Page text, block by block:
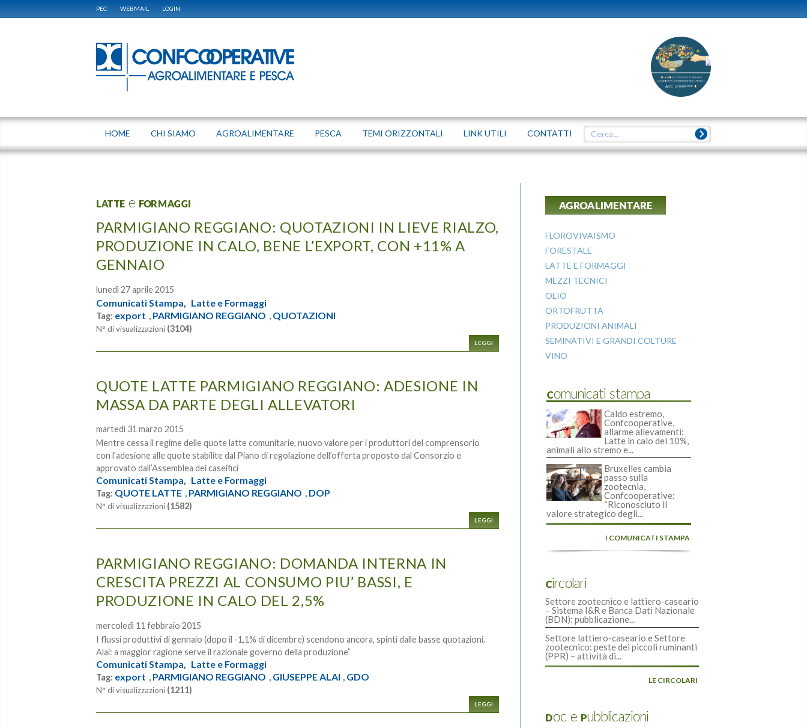
PEC WEBMAIL LOGIN
HOME CHI SIAMO AGROALIMENTARE PESCA TEMI ORIZZONTALI LINK UTILI CONTATTI
LATTE e FORMAGGI
PARMIGIANO REGGIANO: QUOTAZIONI IN LIEVE RIALZO,
PRODUZIONE IN CALO, BENE L’EXPORT, CON +11% A
GENNAIO
lunedì 27 aprile 2015
Comunicati Stampa, Latte e Formaggi
Tag: export , PARMIGIANO REGGIANO , QUOTAZIONI
N° di visualizzazioni (3104)
LEGGI
QUOTE LATTE PARMIGIANO REGGIANO: ADESIONE IN
MASSA DA PARTE DEGLI ALLEVATORI
martedì 31 marzo 2015
Mentre cessa il regime delle quote latte comunitarie, nuovo valore per i produttori del comprensorio
con l’adesione alle quote stabilite dal Piano di regolazione dell’offerta proposto dal Consorzio e
approvato dall’Assemblea dei caseifici
Comunicati Stampa, Latte e Formaggi
Tag: QUOTE LATTE , PARMIGIANO REGGIANO , DOP
N° di visualizzazioni (1582)
LEGGI
PARMIGIANO REGGIANO: DOMANDA INTERNA IN
CRESCITA PREZZI AL CONSUMO PIU’ BASSI, E
PRODUZIONE IN CALO DEL 2,5%
mercoledì 11 febbraio 2015
I flussi produttivi di gennaio (dopo il -1,1% di dicembre) scendono ancora, spinti dalle basse quotazioni.
Alai: a maggior ragione serve il razionale governo della produzione”
Comunicati Stampa, Latte e Formaggi
Tag: export , PARMIGIANO REGGIANO , GIUSEPPE ALAI , GDO
N° di visualizzazioni (1211)
LEGGI
AGROALIMENTARE
FLOROVIVAISMO
FORESTALE
LATTE E FORMAGGI
MEZZI TECNICI
OLIO
ORTOFRUTTA
PRODUZIONI ANIMALI
SEMINATIVI E GRANDI COLTURE
VINO
Comunicati stampa
Caldo estremo,
Confcooperative,
allarme allevamenti:
Latte in calo del 10%,
animali allo stremo e...
Bruxelles cambia
passo sulla
zootecnia,
Confcooperative:
“Riconosciuto il
valore strategico degli...
I COMUNICATI STAMPA
Circolari
Settore zootecnico e lattiero-caseario
– Sistema I&R e Banca Dati Nazionale
(BDN): pubblicazione...
Settore lattiero-caseario e Settore
zootecnico: peste dei piccoli ruminanti
(PPR) – attività di...
LE CIRCOLARI
Doc e Pubblicazioni